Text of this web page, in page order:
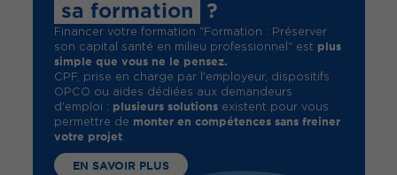
sa formation
?
Financer votre formation "Formation : Préserver
son capital santé en milieu professionnel" est plus
simple que vous ne le pensez.
CPF, prise en charge par l'employeur, dispositifs
OPCO ou aides dédiées aux demandeurs
d'emploi : plusieurs solutionsexistent pour vous
permettre de monter en compétences sans freiner
votre projet.
EN SAVOIR PLUS